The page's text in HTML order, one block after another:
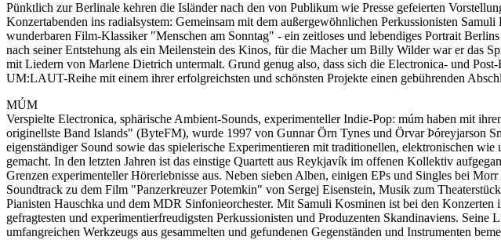
Pünktlich zur Berlinale kehren die Isländer nach den von Publikum wie Presse gefeierten
Konzertabenden ins radialsystem: Gemeinsam mit dem außergewöhnlichen Perkussionisten
wunderbaren Film-Klassiker "Menschen am Sonntag" - ein zeitloses und lebendiges Portrait
nach seiner Entstehung als ein Meilenstein des Kinos, für die Macher um Billy Wilder war er das
mit Liedern von Marlene Dietrich untermalt. Grund genug also, dass sich die Electronica- und
UM:LAUT-Reihe mit einem ihrer erfolgreichsten und schönsten Projekte einen gebührenden
MÚM
Verspielte Electronica, sphärische Ambient-Sounds, experimenteller Indie-Pop: múm haben mit
originellste Band Islands" (ByteFM), wurde 1997 von Gunnar Örn Tynes und Örvar Þóreyjarson
eigenständiger Sound sowie das spielerische Experimentieren mit traditionellen, elektronischen
gemacht. In den letzten Jahren ist das einstige Quartett aus Reykjavík im offenen Kollektiv
Grenzen experimenteller Hörerlebnisse aus. Neben sieben Alben, einigen EPs und Singles bei
Soundtrack zu dem Film "Panzerkreuzer Potemkin" von Sergej Eisenstein, Musik zum
Pianisten Hauschka und dem MDR Sinfonieorchester. Mit Samuli Kosminen ist bei den
gefragtesten und experimentierfreudigsten Perkussionisten und Produzenten Skandinaviens.
umfangreichen Werkzeugs aus gesammelten und gefundenen Gegenständen und Instrumenten